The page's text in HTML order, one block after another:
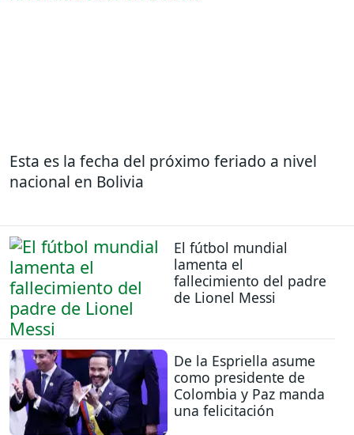
Esta es la fecha del próximo feriado a nivel
nacional en Bolivia
El fútbol mundial
lamenta el
fallecimiento del padre
de Lionel Messi
De la Espriella asume
como presidente de
Colombia y Paz manda
una felicitación